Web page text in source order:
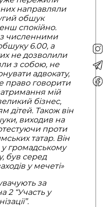
направляли
обшук
спокійно.
численними
6.00, а
не дозволили
з собою, не
адвокату,
право говорити
мій
бізнес,
дітей. Також він
виходив на
проти
татар. Він
громадському
був серед
у мечеті»
за
2 “Участь у